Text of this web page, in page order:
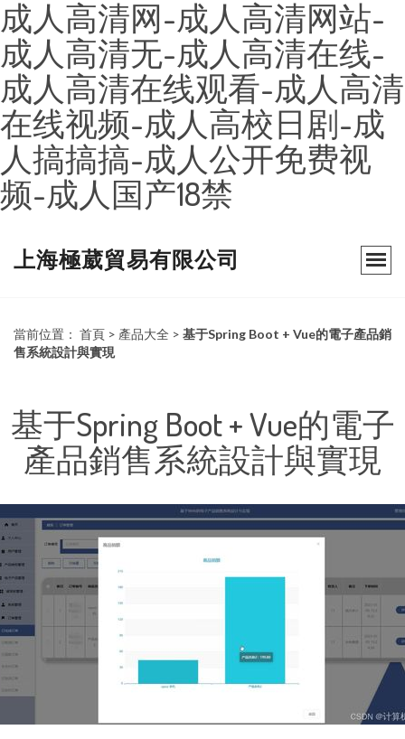
成人高清网-成人高清网站-
成人高清无-成人高清在线-
成人高清在线观看-成人高清
在线视频-成人高校日剧-成
人搞搞搞-成人公开免费视
频-成人国产18禁
上海極葳貿易有限公司
當前位置： 首頁 > 產品大全 > 基于Spring Boot + Vue的電子產品銷
售系統設計與實現
基于Spring Boot + Vue的電子
產品銷售系統設計與實現